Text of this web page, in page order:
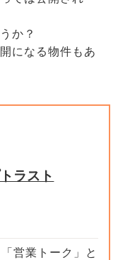
か？
になる物件もあ
ラスト
営業トーク」と